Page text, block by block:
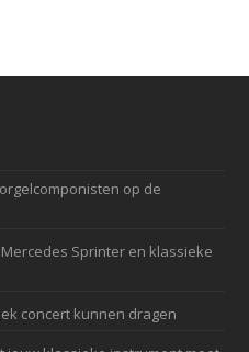
op de
Sprinter en klassieke
concert kunnen dragen